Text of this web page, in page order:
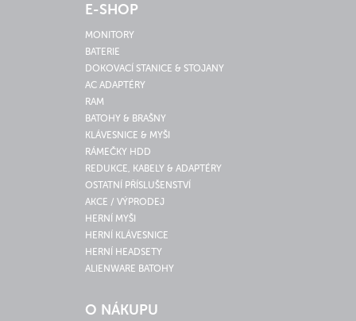
E-SHOP
MONITORY
BATERIE
DOKOVACÍ STANICE & STOJANY
AC ADAPTÉRY
RAM
BATOHY & BRAŠNY
KLÁVESNICE & MYŠI
RÁMEČKY HDD
REDUKCE, KABELY & ADAPTÉRY
OSTATNÍ PŘÍSLUŠENSTVÍ
AKCE / VÝPRODEJ
HERNÍ MYŠI
HERNÍ KLÁVESNICE
HERNÍ HEADSETY
ALIENWARE BATOHY
O NÁKUPU